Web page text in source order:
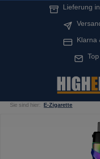
Lieferung
Klarna
Sie sind hier: E-Zigarette